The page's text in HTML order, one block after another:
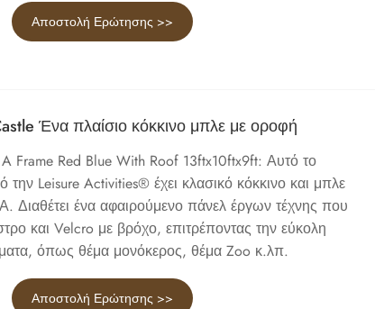
Αποστολή Ερώτησης >>
Ένα πλαίσιο κόκκινο μπλε με οροφή
Frame Red Blue With Roof 13ftx10ftx9ft: Αυτό το
Leisure Activities® έχει κλασικό κόκκινο και μπλε
Διαθέτει ένα αφαιρούμενο πάνελ έργων τέχνης που
και Velcro με βρόχο, επιτρέποντας την εύκολη
όπως θέμα μονόκερος, θέμα Zoo κ.λπ.
Αποστολή Ερώτησης >>